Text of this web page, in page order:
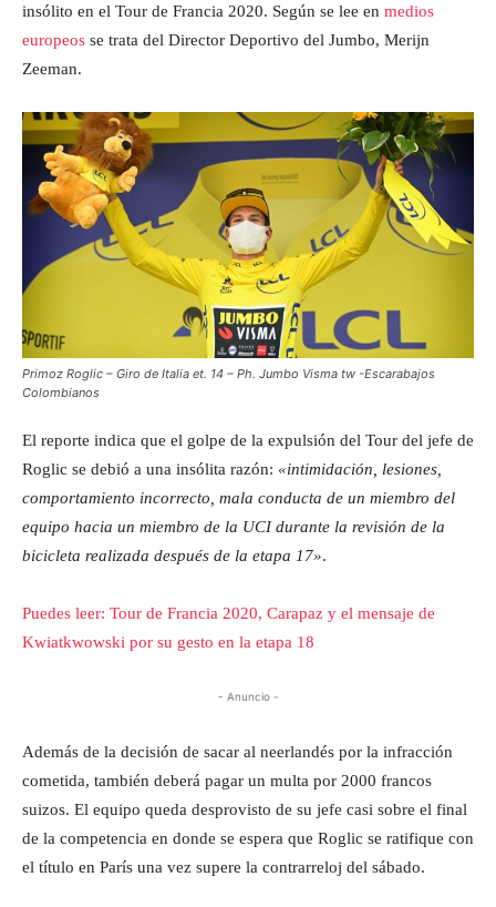
insólito en el Tour de Francia 2020. Según se lee en medios
europeos se trata del Director Deportivo del Jumbo, Merijn
Zeeman.
Primoz Roglic – Giro de Italia et. 14 – Ph. Jumbo Visma tw -Escarabajos
Colombianos
El reporte indica que el golpe de la expulsión del Tour del jefe de
Roglic se debió a una insólita razón: «intimidación, lesiones,
comportamiento incorrecto, mala conducta de un miembro del
equipo hacia un miembro de la UCI durante la revisión de la
bicicleta realizada después de la etapa 17».
Puedes leer: Tour de Francia 2020, Carapaz y el mensaje de
Kwiatkwowski por su gesto en la etapa 18
- Anuncio -
Además de la decisión de sacar al neerlandés por la infracción
cometida, también deberá pagar un multa por 2000 francos
suizos. El equipo queda desprovisto de su jefe casi sobre el final
de la competencia en donde se espera que Roglic se ratifique con
el título en París una vez supere la contrarreloj del sábado.